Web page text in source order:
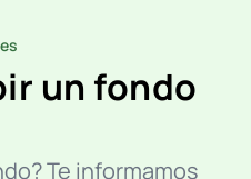
un fondo
Te informamos